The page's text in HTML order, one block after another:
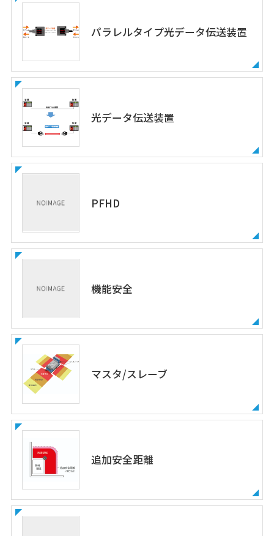
パラレルタイプ光データ伝送装置
光データ伝送装置
PFHD
機能安全
マスタ/スレーブ
追加安全距離